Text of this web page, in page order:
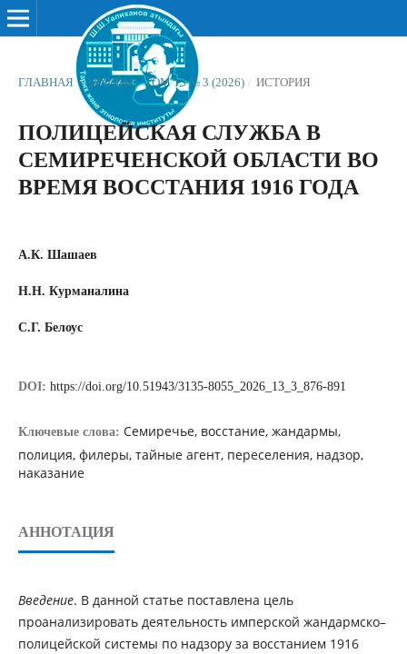
ГЛАВНАЯ / АРХИВЫ / ТОМ 13 № 3 (2026) / ИСТОРИЯ
ПОЛИЦЕЙСКАЯ СЛУЖБА В
СЕМИРЕЧЕНСКОЙ ОБЛАСТИ ВО
ВРЕМЯ ВОССТАНИЯ 1916 ГОДА
А.К. Шашаев
Н.Н. Курманалина
С.Г. Белоус
DOI: https://doi.org/10.51943/3135-8055_2026_13_3_876-891
Ключевые слова: Семиречье, восстание, жандармы,
полиция, филеры, тайные агент, переселения, надзор,
наказание
АННОТАЦИЯ
Введение. В данной статье поставлена цель
проанализировать деятельность имперской жандармско–
полицейской системы по надзору за восстанием 1916